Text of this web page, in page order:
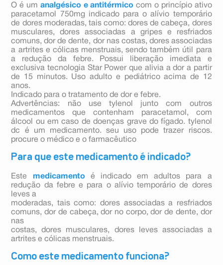
O é um analgésico e antitérmico com o princípio ativo
paracetamol 750mg indicado para o alívio temporário
de dores moderadas, tais como: dores de cabeça, dores
musculares, dores associadas a gripes e resfriados
comuns, dor de dente, dor nas costas, dores associadas
a artrites e cólicas menstruais, sendo também útil para
a redução da febre. Possui liberação imediata e
exclusiva tecnologia Star Power que alivia a dor a partir
de 15 minutos. Uso adulto e pediátrico acima de 12
anos.
Indicado para o tratamento de dor e febre.
Advertências: não use tylenol junto com outros
medicamentos que contenham paracetamol, com
álcool ou em caso de doenças grave do fígado. tylenol
dc é um medicamento. seu uso pode trazer riscos.
procure o médico e o farmacêutico
Para que este medicamento é indicado?
Este medicamento
é indicado em adultos para a
redução da febre e para o alívio temporário de dores
leves a
moderadas, tais como: dores associadas a resfriados
comuns, dor de cabeça, dor no corpo, dor de dente, dor
nas
costas, dores musculares, dores leves associadas a
artrites e cólicas menstruais.
Como este medicamento funciona?